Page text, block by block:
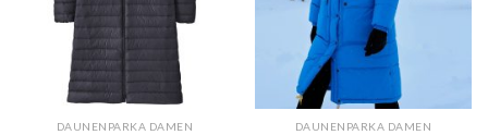
DAUNENPARKA DAMEN DAUNENPARKA DAMEN